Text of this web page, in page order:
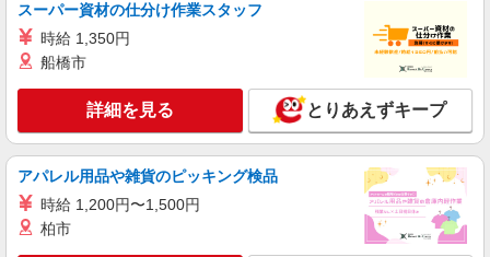
アルバイト
九志焼亭 本店 なんばダイニングメゾン
アルバイト：時給1,300円 ※試用期間約100時
間は1,260円
大阪府大阪市中央区難波5-1-18（高島屋大阪店
内） なんばダイニングメゾン
キープ 詳細を見る
スーパー資材の仕分け作業スタッフ
時給 1,350円
船橋市
詳細を見る とりあえずキープ
アパレル用品や雑貨のピッキング検品
時給 1,200円〜1,500円
柏市